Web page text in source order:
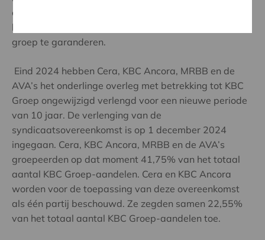
ondersteunen, te coördineren en er toezicht op te
houden en de aandeelhoudersstabiliteit van de KBC-
groep te garanderen.
Eind 2024 hebben Cera, KBC Ancora, MRBB en de
AVA’s het onderlinge overleg met betrekking tot KBC
Groep ongewijzigd verlengd voor een nieuwe periode
van 10 jaar. De verlenging van de
syndicaatsovereenkomst is op 1 december 2024
ingegaan. Cera, KBC Ancora, MRBB en de AVA’s
groepeerden op dat moment 41,75% van het totaal
aantal KBC Groep-aandelen. Cera en KBC Ancora
worden voor de toepassing van deze overeenkomst
als één partij beschouwd. Ze zegden samen 22,55%
van het totaal aantal KBC Groep-aandelen toe.